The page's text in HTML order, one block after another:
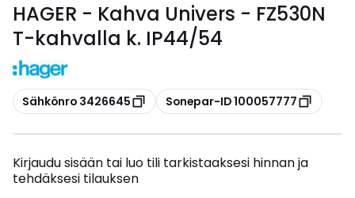
HAGER - Kahva Univers - FZ530N
T-kahvalla k. IP44/54
Kopioi
Sähkönro 3426645 Kopioi
Sonepar-ID 100057777
Kirjaudu sisään tai luo tili tarkistaaksesi hinnan ja
tehdäksesi tilauksen